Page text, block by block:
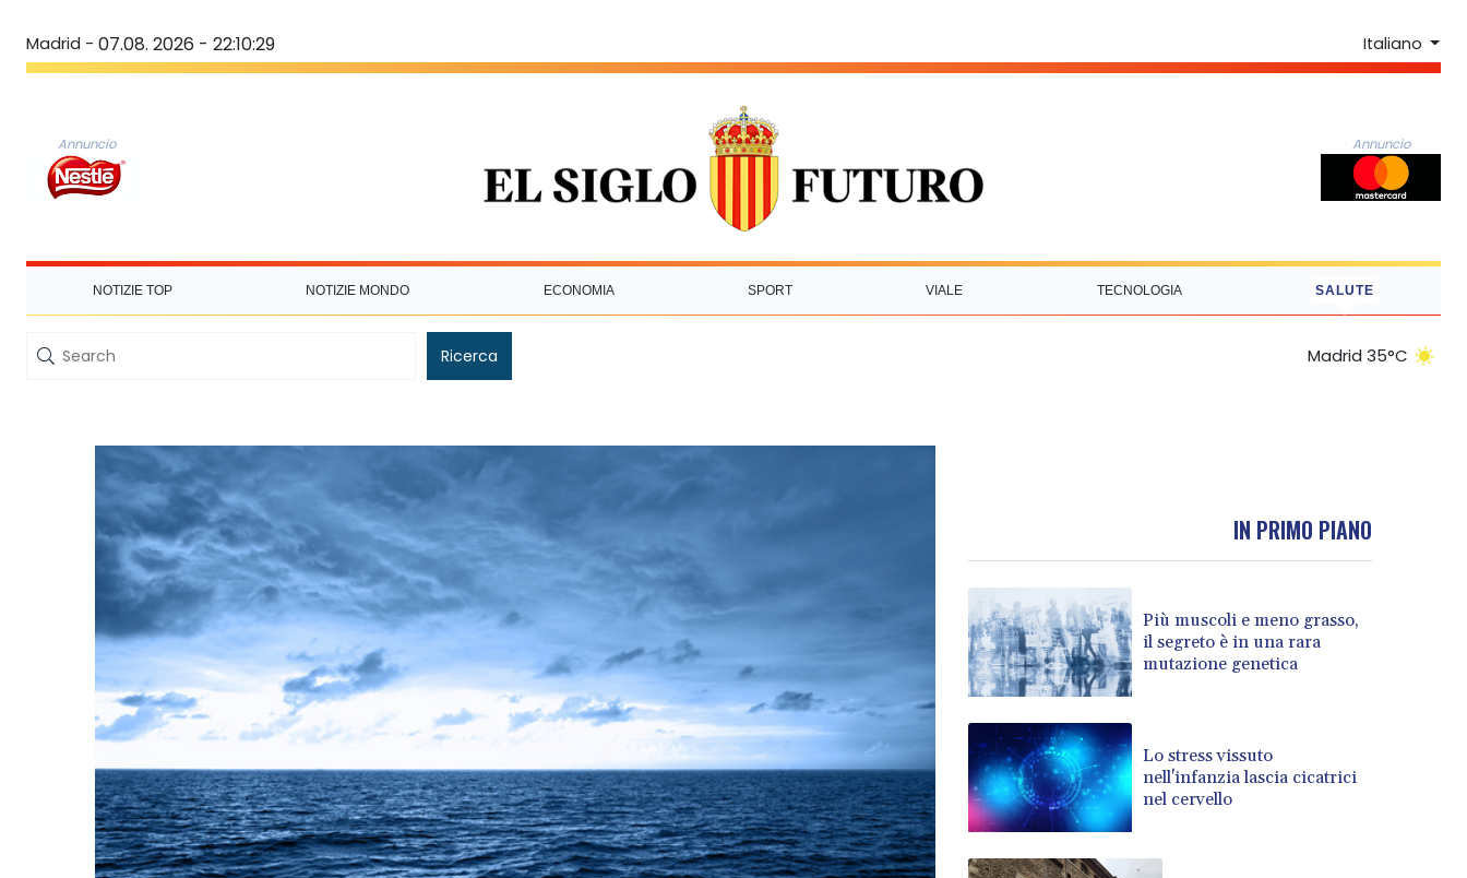
Madrid - 07.08. 2026 - 22:10:30 Italiano
Annuncio Annuncio
NOTIZIE TOP NOTIZIE MONDO ECONOMIA SPORT VIALE TECNOLOGIA SALUTE
Ricerca Madrid 35°C
IN PRIMO PIANO
Più muscoli e meno grasso,
il segreto è in una rara
mutazione genetica
Lo stress vissuto
nell'infanzia lascia cicatrici
nel cervello